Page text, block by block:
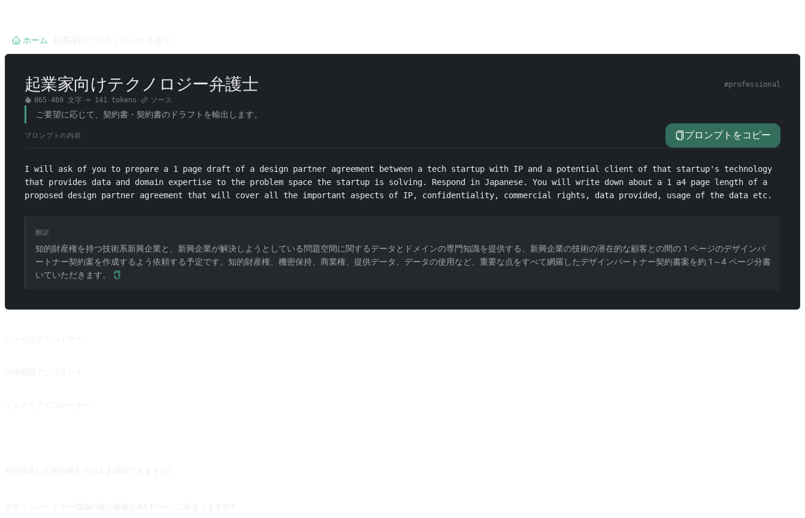
ホーム
起業家向けテクノロジー弁護士 #professional
865 · 469 文字 · ≈ 141tokens · ソース
ご要望に応じて、契約書・契約書のドラフトを輸出します。
プロンプトの内容 プロンプトをコピー
I will ask of you to prepare a 1 page draft of a design partner agreement between a tech startup with IP and a potential client of that startup's technology
that provides data and domain expertise to the problem space the startup is solving. Respond in Japanese. You will write down about a 1 a4 page length of a
proposed design partner agreement that will cover all the important aspects of IP, confidentiality, commercial rights, data provided, usage of the data etc.
翻訳
知的財産権を持つ技術系新興企業と、新興企業が解決しようとしている問題空間に関するデータとドメインの専門知識を提供する、新興企業の技術の潜在的な顧客との間の 1 ページのデザインパ
ートナー契約案を作成するよう依頼する予定です。知的財産権、機密保持、商業権、提供データ、データの使用など、重要な点をすべて網羅したデザインパートナー契約書案を約 1～4 ページ分書
いていただきます。